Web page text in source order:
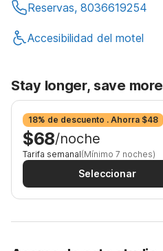
Reservas, 8036619254
Accesibilidad del motel
Stay longer, save more
18% de descuento . Ahorra $48
$68/noche
Tarifa semanal(Mínimo 7 noches)
Seleccionar